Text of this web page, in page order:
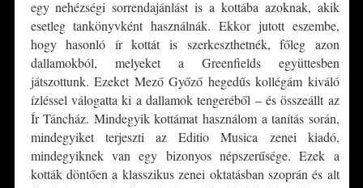
egy nehézségi sorrendajánlást is a kottába azoknak, akik
esetleg tankönyvként használnák. Ekkor jutott eszembe,
hogy hasonló ír kottát is szerkeszthetnék, főleg azon
dallamokból, melyeket a Greenfields együttesben
játszottunk. Ezeket Mező Győző hegedűs kollégám kiváló
ízléssel válogatta ki a dallamok tengeréből – és összeállt az
Ír Táncház. Mindegyik kottámat használom a tanítás során,
mindegyiket terjeszti az Editio Musica zenei kiadó,
mindegyiknek van egy bizonyos népszerűsége. Ezek a
kották döntően a klasszikus zenei oktatásban szoprán és alt